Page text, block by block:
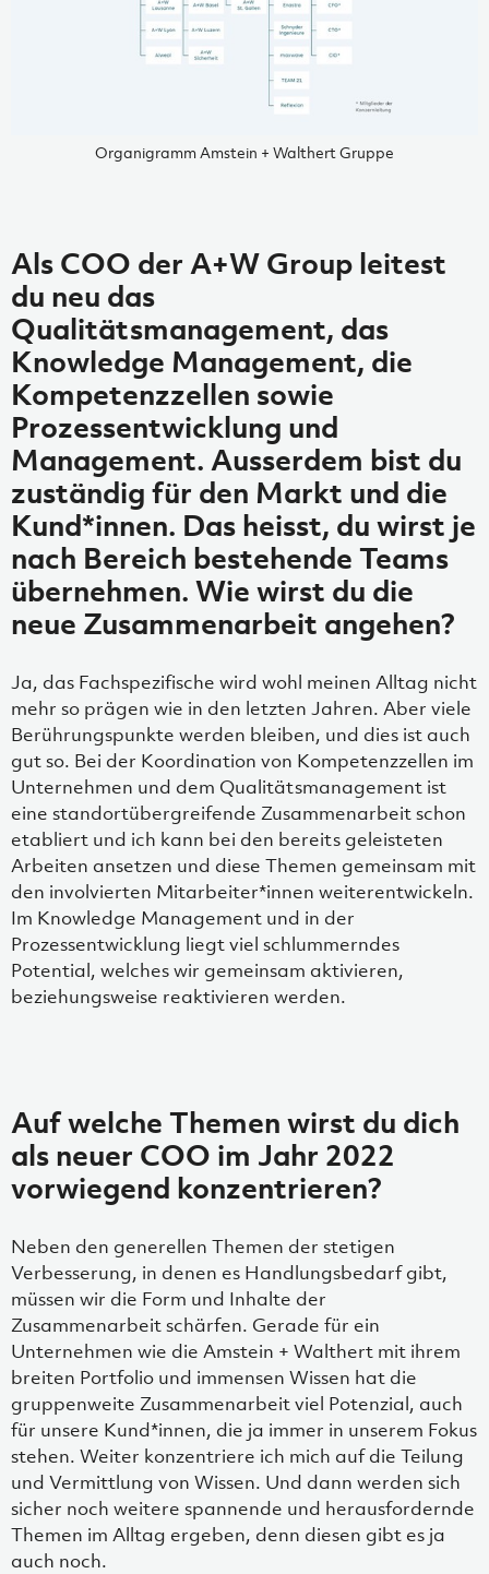
Organigramm Amstein + Walthert Gruppe
Als COO der A+W Group leitest
du neu das
Qualitätsmanagement, das
Knowledge Management, die
Kompetenzzellen sowie
Prozessentwicklung und
Management. Ausserdem bist du
zuständig für den Markt und die
Kund*innen. Das heisst, du wirst je
nach Bereich bestehende Teams
übernehmen. Wie wirst du die
neue Zusammenarbeit angehen?
Ja, das Fachspezifische wird wohl meinen Alltag nicht
mehr so prägen wie in den letzten Jahren. Aber viele
Berührungspunkte werden bleiben, und dies ist auch
gut so. Bei der Koordination von Kompetenzzellen im
Unternehmen und dem Qualitätsmanagement ist
eine standortübergreifende Zusammenarbeit schon
etabliert und ich kann bei den bereits geleisteten
Arbeiten ansetzen und diese Themen gemeinsam mit
den involvierten Mitarbeiter*innen weiterentwickeln.
Im Knowledge Management und in der
Prozessentwicklung liegt viel schlummerndes
Potential, welches wir gemeinsam aktivieren,
beziehungsweise reaktivieren werden.
Auf welche Themen wirst du dich
als neuer COO im Jahr 2022
vorwiegend konzentrieren?
Neben den generellen Themen der stetigen
Verbesserung, in denen es Handlungsbedarf gibt,
müssen wir die Form und Inhalte der
Zusammenarbeit schärfen. Gerade für ein
Unternehmen wie die Amstein + Walthert mit ihrem
breiten Portfolio und immensen Wissen hat die
gruppenweite Zusammenarbeit viel Potenzial, auch
für unsere Kund*innen, die ja immer in unserem Fokus
stehen. Weiter konzentriere ich mich auf die Teilung
und Vermittlung von Wissen. Und dann werden sich
sicher noch weitere spannende und herausfordernde
Themen im Alltag ergeben, denn diesen gibt es ja
auch noch.